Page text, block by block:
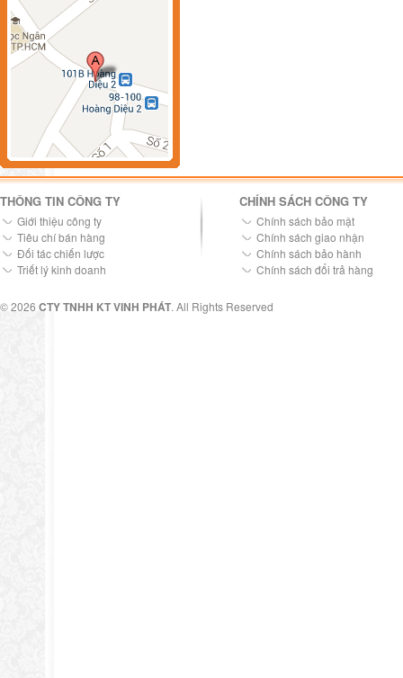
THÔNG TIN CÔNG TY
Giới thiệu công ty
Tiêu chí bán hàng
Đối tác chiến lược
Triết lý kinh doanh
CHÍNH SÁCH CÔNG TY
Chính sách bảo mật
Chính sách giao nhận
Chính sách bảo hành
Chính sách đổi trả hàng
© 2026 CTY TNHH KT VINH PHÁT. All Rights Reserved